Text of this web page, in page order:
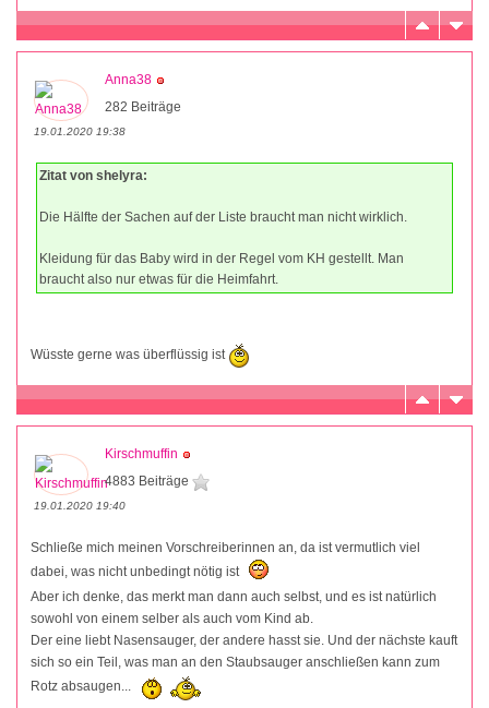
Anna38
282 Beiträge
19.01.2020 19:38
Zitat von shelyra:
Die Hälfte der Sachen auf der Liste braucht man nicht wirklich.
Kleidung für das Baby wird in der Regel vom KH gestellt. Man
braucht also nur etwas für die Heimfahrt.
Wüsste gerne was überflüssig ist
Kirschmuffin
4883 Beiträge
19.01.2020 19:40
Schließe mich meinen Vorschreiberinnen an, da ist vermutlich viel
dabei, was nicht unbedingt nötig ist
Aber ich denke, das merkt man dann auch selbst, und es ist natürlich
sowohl von einem selber als auch vom Kind ab.
Der eine liebt Nasensauger, der andere hasst sie. Und der nächste kauft
sich so ein Teil, was man an den Staubsauger anschließen kann zum
Rotz absaugen...